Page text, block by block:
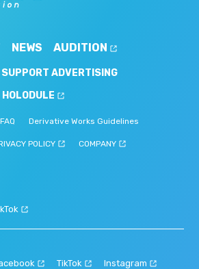
NEWS AUDITION
SUPPORT ADVERTISING
HOLODULE
FAQ Derivative Works Guidelines
POLICY COMPANY
TikTok Instagram